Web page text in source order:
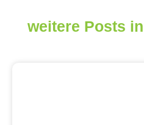
weitere Posts